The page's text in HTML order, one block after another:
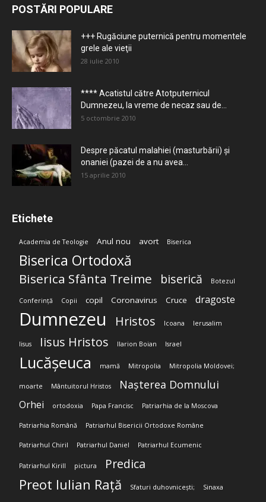
POSTĂRI POPULARE
+++ Rugăciune puternică pentru momentele
grele ale vieţii
28 iulie 2010
**** Acatistul către Atotputernicul
Dumnezeu, la vreme de necaz sau de...
5 octombrie 2010
Despre păcatul malahiei (masturbării) şi
onaniei (pazei de a nu avea...
15 aprilie 2010
Etichete
Academia de Teologie Anul nou avort Biserica
Biserica Ortodoxă
Biserica Sfânta Treime biserică Botezul
Conferință Copii copil Coronavirus Cruce dragoste
Dumnezeu Hristos Icoana Ierusalim
Iisus Iisus Hristos Ilarion Boian Israel
Lucășeuca mamă Mitropolia Mitropolia Moldovei;
moarte Mântuitorul Hristos Nașterea Domnului
Orhei ortodoxia Papa Francisc Patriarhia de la Moscova
Patriarhia Română Patriarhul Bisericii Ortodoxe Române
Patriarhul Chiril Patriarhul Daniel Patriarhul Ecumenic
Patriarhul Kirill pictura Predica
Preot Iulian Rață Sfaturi duhovnicești; Sinaxa